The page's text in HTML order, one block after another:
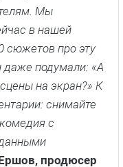
Мы
в нашей
сюжетов про эту
подумали: «А
на экран?» К
снимайте
с
продюсер